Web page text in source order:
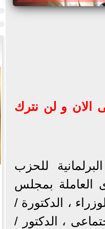
الان و لن نترك
للحزب
العاملة بمجلس
، الدكتورة /
، الدكتور /